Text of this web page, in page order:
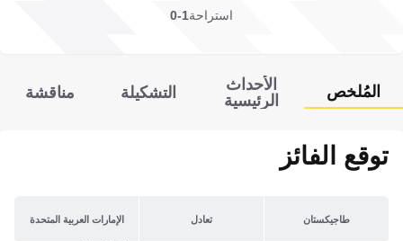
استراحة1-0
المُلخص
الأحداث
الرئيسية
التشكيلة مناقشة
توقع الفائز
طاجيكستان تعادل الإمارات العربية المتحدة